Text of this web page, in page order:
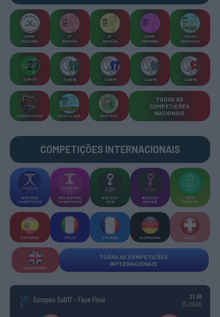
CAMP
PLACARD
2ª
DIVISÃO
3ª
DIVISÃO
CAMP
FEMININO
TAÇAS
DIVERSAS
SUB-23 SUB-19 SUB-17 SUB-15 SUB-13
TORNEIOS 3x3 MASCULINO MASTERS
TODAS AS
COMPETIÇÕES
NACIONAIS
COMPETIÇÕES INTERNACIONAIS
WSE MEN
CHAMPIONS
WSE WOMEN
CHAMPIONS
WSE CUP
MEN
WSE CUP
WOMEN
WSE
TROPHY
ESPANHA ITÁLIA FRANÇA ALEMANHA SUÍÇA
INGLATERRA
TODAS AS COMPETIÇÕES
INTERNACIONAIS
Europeu Sub17 - Fase Final
21:30
25 JULHO